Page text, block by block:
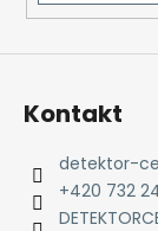
Kontakt
detektor-
+420 732